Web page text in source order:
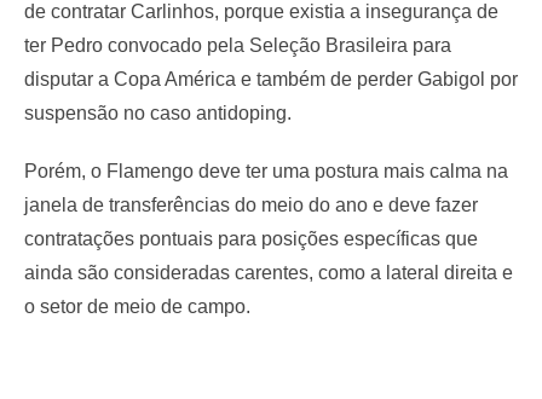
de contratar Carlinhos, porque existia a insegurança de
ter Pedro convocado pela Seleção Brasileira para
disputar a Copa América e também de perder Gabigol por
suspensão no caso antidoping.
Porém, o Flamengo deve ter uma postura mais calma na
janela de transferências do meio do ano e deve fazer
contratações pontuais para posições específicas que
ainda são consideradas carentes, como a lateral direita e
o setor de meio de campo.